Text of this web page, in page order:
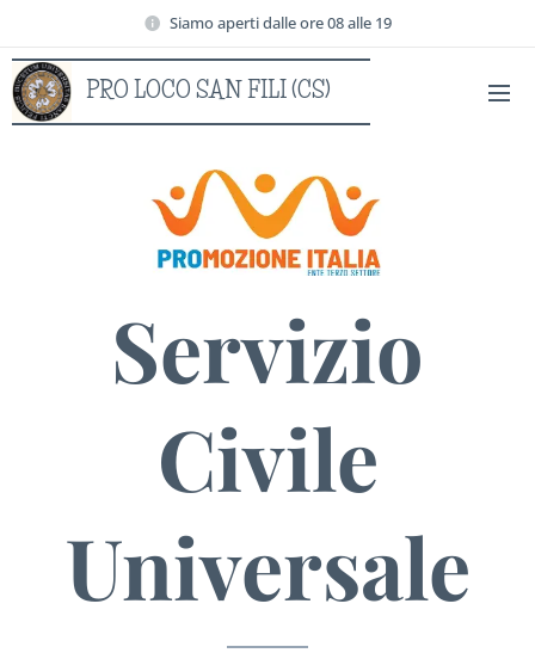
Siamo aperti dalle ore 08 alle 19
PRO LOCO SAN FILI (CS)
(CS)
Servizio
Civile
Universale